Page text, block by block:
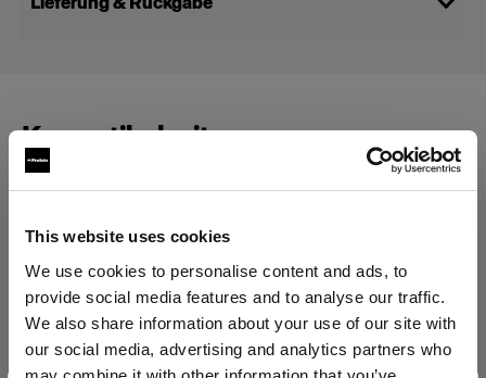
This website uses cookies
We use cookies to personalise content and ads, to
provide social media features and to analyse our traffic.
We also share information about your use of our site with
our social media, advertising and analytics partners who
Kompatibel mit:
Profoto Softbox Rectangular Silver
Profoto Softbox Rectangular White